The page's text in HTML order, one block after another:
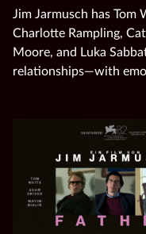
Jim Jarmusch has Tom
Charlotte Rampling,
Moore, and Luka
relationships—with